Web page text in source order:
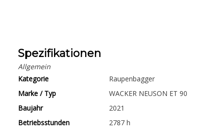
Spezifikationen
Allgemein
Kategorie
Raupenbagger
Marke / Typ
WACKER NEUSON ET 90
Baujahr
2021
Betriebsstunden
2787 h